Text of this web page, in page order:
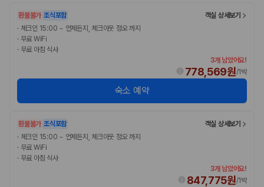
환불불가 조식포함
객실 상세보기
· 체크인 15:00 ~ 언제든지, 체크아웃 정오 까지
· 무료 WiFi
· 무료 아침 식사
3개 남았어요!
778,569원/1박
숙소 예약
환불불가 조식포함
객실 상세보기
· 체크인 15:00 ~ 언제든지, 체크아웃 정오 까지
· 무료 WiFi
· 무료 아침 식사
3개 남았어요!
847,775원/1박